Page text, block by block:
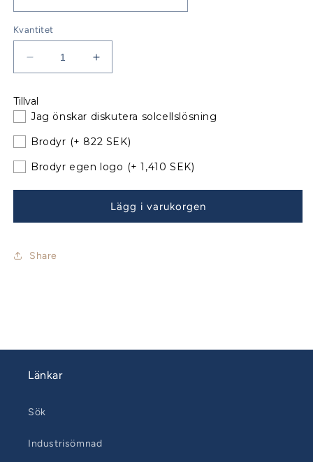
Kvantitet
Minska
kvantitet
Hanse
350
Sittbrunnskapell
Classic
med
Öka
kvantitet
350
Sittbrunnskapell
Classic
med
Tillval
Jag önskar diskutera solcellslösning
Brodyr (+ 822 SEK)
Brodyr egen logo (+ 1,410 SEK)
Lägg i varukorgen
Share
Länkar
Sök
Industrisömnad